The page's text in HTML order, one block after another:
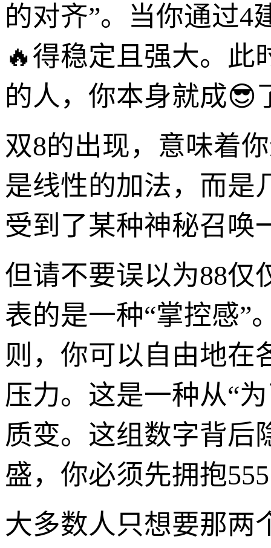
的对齐”。当你通过4
🔥得稳定且强大。此
的人，你本身就成😎
双8的出现，意味着
是线性的加法，而是
受到了某种神秘召唤
但请不要误以为88仅
表的是一种“掌控感”
则，你可以自由地在
压力。这是一种从“
质变。这组数字背后
盛，你必须先拥抱
大多数人只想要那两